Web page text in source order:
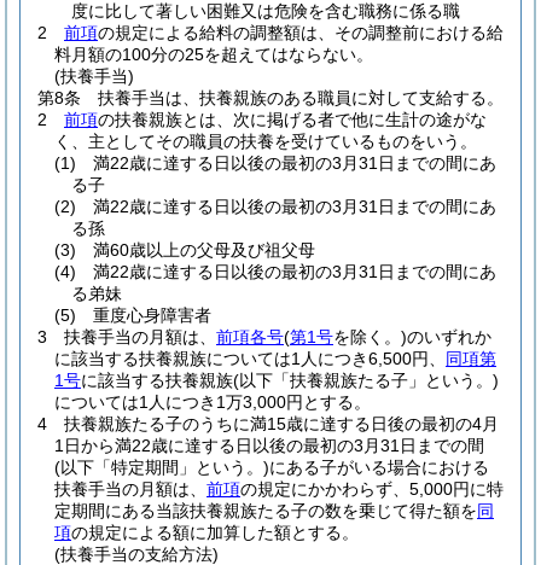
度に比して著しい困難又は危険を含む職務に係る職
2
前項の規定による給料の調整額は、その調整前における給
料月額の100分の25を超えてはならない。
(扶養手当)
第8条
扶養手当は、扶養親族のある職員に対して支給する。
2
前項の扶養親族とは、次に掲げる者で他に生計の途がな
く、主としてその職員の扶養を受けているものをいう。
(1)
満22歳に達する日以後の最初の3月31日までの間にあ
る子
(2)
満22歳に達する日以後の最初の3月31日までの間にあ
る孫
(3)
満60歳以上の父母及び祖父母
(4)
満22歳に達する日以後の最初の3月31日までの間にあ
る弟妹
(5)
重度心身障害者
3
扶養手当の月額は、 前項各号(第1号を除く。)のいずれか
に該当する扶養親族については1人につき6,500円、 同項第
1号に該当する扶養親族(以下「扶養親族たる子」という。)
については1人につき1万3,000円とする。
4
扶養親族たる子のうちに満15歳に達する日後の最初の4月
1日から満22歳に達する日以後の最初の3月31日までの間
(以下「特定期間」という。)にある子がいる場合における
扶養手当の月額は、 前項の規定にかかわらず、5,000円に特
定期間にある当該扶養親族たる子の数を乗じて得た額を同
項の規定による額に加算した額とする。
(扶養手当の支給方法)